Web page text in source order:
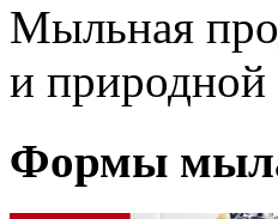
Мыльная
и
Формы